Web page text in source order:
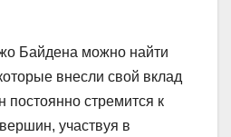
Байдена можно найти
внесли свой вклад
стремится к
участвуя в